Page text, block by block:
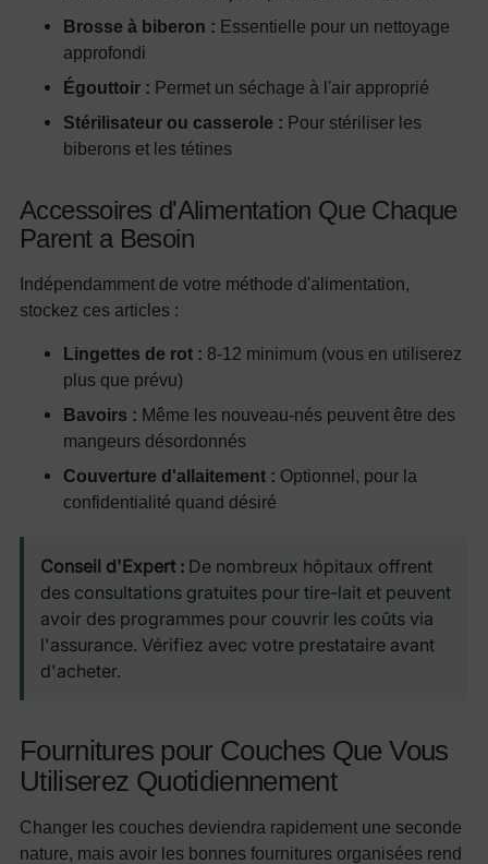
Brosse à biberon : Essentielle pour un nettoyage
approfondi
Égouttoir : Permet un séchage à l'air approprié
Stérilisateur ou casserole : Pour stériliser les
biberons et les tétines
Accessoires d'Alimentation Que Chaque
Parent a Besoin
Indépendamment de votre méthode d'alimentation,
stockez ces articles :
Lingettes de rot : 8-12 minimum (vous en utiliserez
plus que prévu)
Bavoirs : Même les nouveau-nés peuvent être des
mangeurs désordonnés
Couverture d'allaitement : Optionnel, pour la
confidentialité quand désiré
Conseil d'Expert : De nombreux hôpitaux offrent
des consultations gratuites pour tire-lait et peuvent
avoir des programmes pour couvrir les coûts via
l'assurance. Vérifiez avec votre prestataire avant
d'acheter.
Fournitures pour Couches Que Vous
Utiliserez Quotidiennement
Changer les couches deviendra rapidement une seconde
nature, mais avoir les bonnes fournitures organisées rend